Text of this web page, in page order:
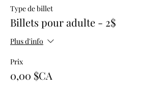
Type de billet
Billets pour adulte - 2$
Plus d'info
Prix
0,00 $CA